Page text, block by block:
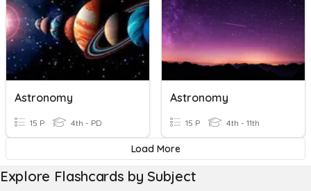
Astronomy
15 P 4th - PD
Astronomy
15 P 4th - 11th
Load More
Explore Flashcards by Subject